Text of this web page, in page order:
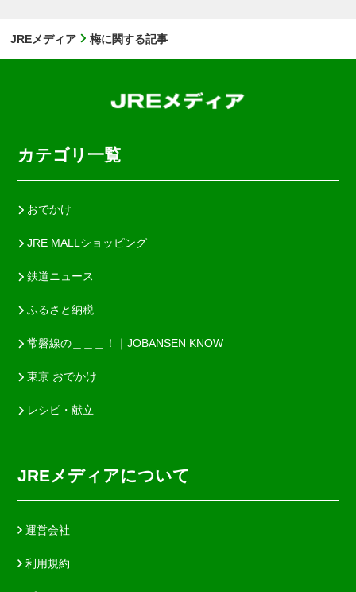
JREメディア 梅に関する記事
カテゴリ一覧
おでかけ
JRE MALLショッピング
鉄道ニュース
ふるさと納税
常磐線の＿＿＿！｜JOBANSEN KNOW
東京 おでかけ
レシピ・献立
JREメディアについて
運営会社
利用規約